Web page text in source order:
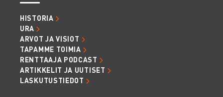
HISTORIA
URA
ARVOT JA VISIOT
TAPAMME TOIMIA
RENTTAAJA PODCAST
ARTIKKELIT JA UUTISET
LASKUTUSTIEDOT